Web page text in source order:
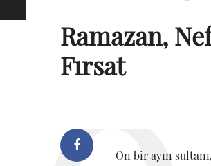
Ramazan,
Fırsat
On bir ayın